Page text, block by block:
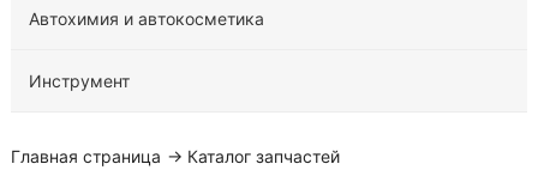
Автохимия и автокосметика
Инструмент
Главная страница → Каталог запчастей